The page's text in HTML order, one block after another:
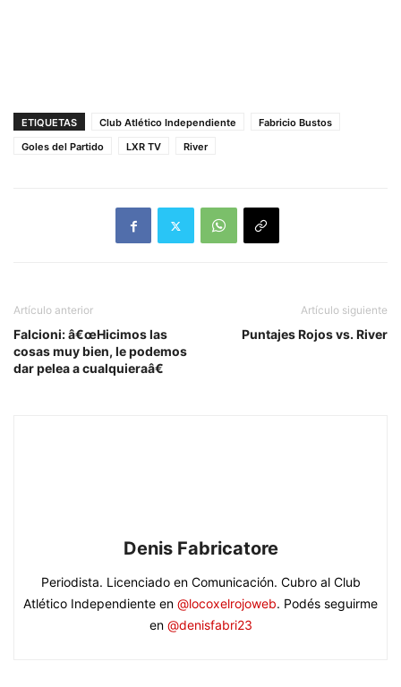
ETIQUETAS Club Atlético Independiente
Fabricio Bustos
Goles del Partido
LXR TV River
Artículo anterior
Falcioni: â€œHicimos las
cosas muy bien, le podemos
dar pelea a cualquieraâ€
Artículo siguiente
Puntajes Rojos vs. River
Denis Fabricatore
Periodista. Licenciado en Comunicación. Cubro al Club
Atlético Independiente en @locoxelrojoweb. Podés seguirme
en @denisfabri23